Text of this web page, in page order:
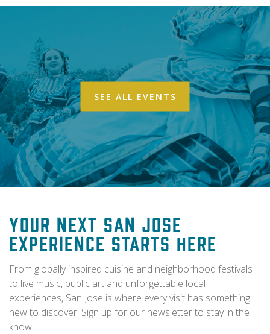
SEE ALL EVENTS
Your Next San Jose
Experience Starts Here
From globally inspired cuisine and neighborhood festivals
to live music, public art and unforgettable local
experiences, San Jose is where every visit has something
new to discover. Sign up for our newsletter to stay in the
know.